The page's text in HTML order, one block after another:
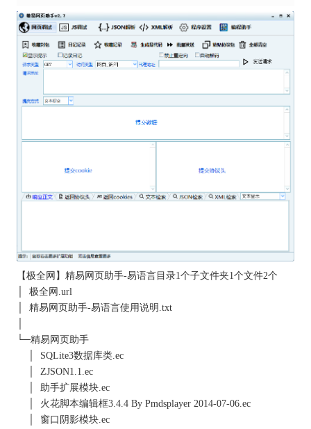
【极全网 】精易网页助手-易语言目录1个子文件夹1个文件2个
极全网 .url
│ 精易网页助手-易语言使用说明.txt
└─精易网页助手
│ SQLite3数据库类.ec
│ ZJSON1.1.ec
│ 助手扩展模块.ec
│ 火花脚本编辑框3.4.4 By Pmdsplayer 2014-07-06.ec
│ 窗口阴影模块.ec